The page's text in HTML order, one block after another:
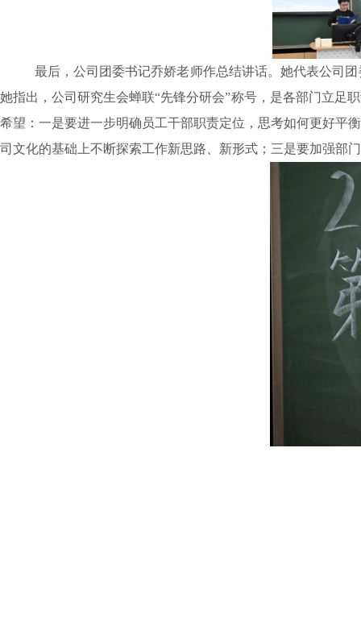
最后，公司团委书记乔娇老师作总结讲话。她代表公司
她指出，公司研究生会蝉联“先锋分研会”称号， 是各部门立足
希望：一是要进一步明确员工干部职责定位，思考如何更好平
司文化的基础上不断探索工作新思路、新形式；三是要加强部